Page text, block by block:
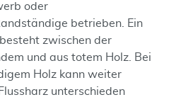
oder
betrieben. Ein
zwischen der
und aus totem Holz. Bei
Holz kann weiter
unterschieden